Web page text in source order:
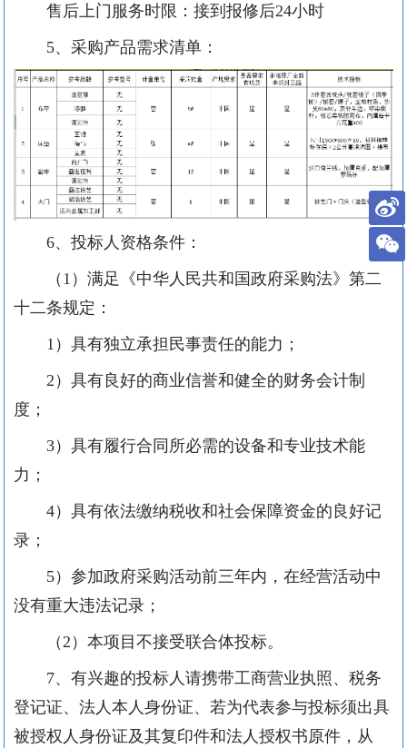
售后上门服务时限：接到报修后24小时
5、采购产品需求清单：
6、投标人资格条件：
（ 1 ）满足《中华人民共和国政府采购法》第二
十二条规定：
1 ）具有独立承担民事责任的能力；
2 ）具有良好的商业信誉和健全的财务会计制
度；
3）具有履行合同所必需的设备和专业技术能
力；
4）具有依法缴纳税收和社会保障资金的良好记
录；
5）参加政府采购活动前三年内，在经营活动中
没有重大违法记录；
（ 2 ）本项目不接受联合体投标。
7、有兴趣的投标人请携带工商营业执照、税务
登记证、法人本人身份证、若为代表参与投标须出具
被授权人身份证及其复印件和法人授权书原件，从